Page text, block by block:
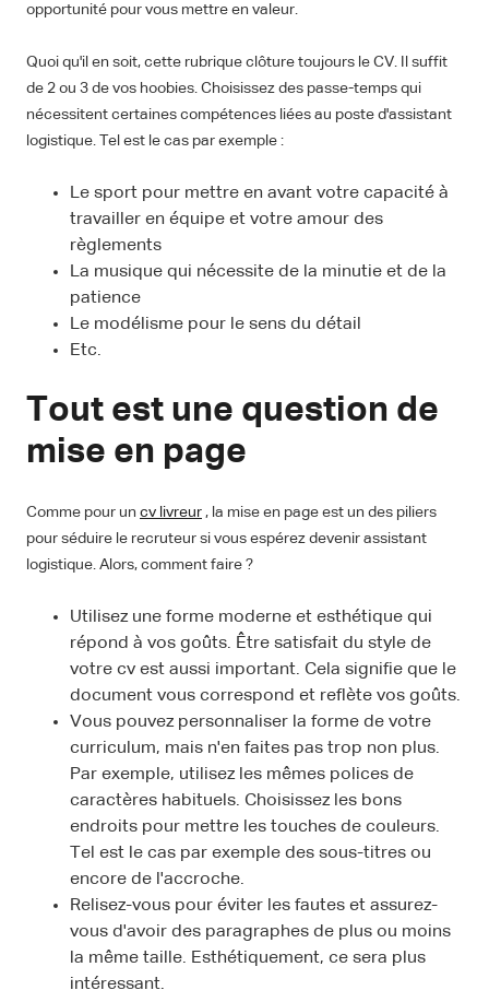
opportunité pour vous mettre en valeur.
Quoi qu'il en soit, cette rubrique clôture toujours le CV. Il suffit
de 2 ou 3 de vos hoobies. Choisissez des passe-temps qui
nécessitent certaines compétences liées au poste d'assistant
logistique. Tel est le cas par exemple :
Le sport pour mettre en avant votre capacité à
travailler en équipe et votre amour des
règlements
La musique qui nécessite de la minutie et de la
patience
Le modélisme pour le sens du détail
Etc.
Tout est une question de
mise en page
Comme pour un cv livreur , la mise en page est un des piliers
pour séduire le recruteur si vous espérez devenir assistant
logistique. Alors, comment faire ?
Utilisez une forme moderne et esthétique qui
répond à vos goûts. Être satisfait du style de
votre cv est aussi important. Cela signifie que le
document vous correspond et reflète vos goûts.
Vous pouvez personnaliser la forme de votre
curriculum, mais n'en faites pas trop non plus.
Par exemple, utilisez les mêmes polices de
caractères habituels. Choisissez les bons
endroits pour mettre les touches de couleurs.
Tel est le cas par exemple des sous-titres ou
encore de l'accroche.
Relisez-vous pour éviter les fautes et assurez-
vous d'avoir des paragraphes de plus ou moins
la même taille. Esthétiquement, ce sera plus
intéressant.